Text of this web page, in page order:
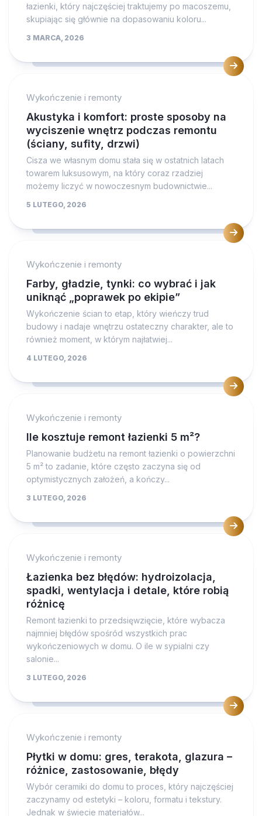
łazienki, który najczęściej traktujemy po macoszemu,
skupiając się głównie na dopasowaniu koloru...
3 MARCA, 2026
Wykończenie i remonty
Akustyka i komfort: proste sposoby na
wyciszenie wnętrz podczas remontu
(ściany, sufity, drzwi)
Cisza we własnym domu stała się w ostatnich latach
towarem luksusowym, na który coraz rzadziej
możemy liczyć w nowoczesnym budownictwie...
5 LUTEGO, 2026
Wykończenie i remonty
Farby, gładzie, tynki: co wybrać i jak
uniknąć „poprawek po ekipie”
Wykończenie ścian to etap, który wieńczy trud
budowy i nadaje wnętrzu ostateczny charakter, ale to
również moment, w którym najłatwiej...
4 LUTEGO, 2026
Wykończenie i remonty
Ile kosztuje remont łazienki 5 m²?
Planowanie budżetu na remont łazienki o powierzchni
5 m² to zadanie, które często zaczyna się od
optymistycznych założeń, a kończy...
3 LUTEGO, 2026
Wykończenie i remonty
Łazienka bez błędów: hydroizolacja,
spadki, wentylacja i detale, które robią
różnicę
Remont łazienki to przedsięwzięcie, które wybacza
najmniej błędów spośród wszystkich prac
wykończeniowych w domu. O ile w sypialni czy
salonie...
3 LUTEGO, 2026
Wykończenie i remonty
Płytki w domu: gres, terakota, glazura –
różnice, zastosowanie, błędy
Wybór ceramiki do domu to proces, który najczęściej
zaczynamy od estetyki – koloru, formatu i tekstury.
Jednak w świecie materiałów...